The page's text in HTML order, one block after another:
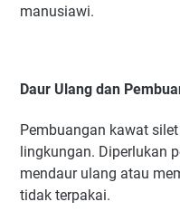
manusiawi.
Daur Ulang dan
Pembuangan kawat
lingkungan. Diperlukan
mendaur ulang atau
tidak terpakai.